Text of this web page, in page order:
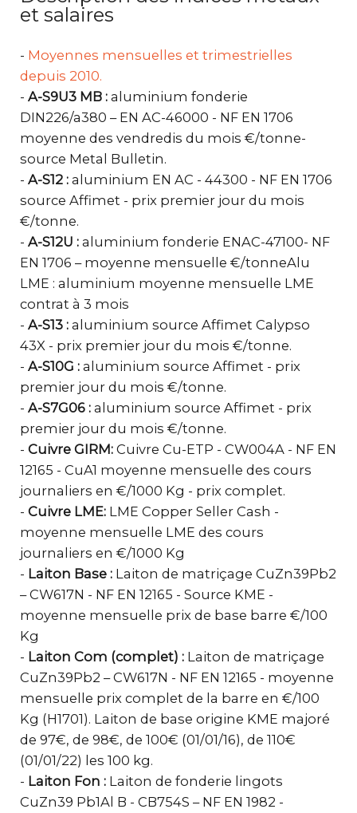
et salaires
- Moyennes mensuelles et trimestrielles
depuis 2010.
- A-S9U3 MB : aluminium fonderie
DIN226/a380 – EN AC-46000 - NF EN 1706
moyenne des vendredis du mois €/tonne-
source Metal Bulletin.
- A-S12 : aluminium EN AC - 44300 - NF EN 1706
source Affimet - prix premier jour du mois
€/tonne.
- A-S12U : aluminium fonderie ENAC-47100- NF
EN 1706 – moyenne mensuelle €/tonneAlu
LME : aluminium moyenne mensuelle LME
contrat à 3 mois
- A-S13 : aluminium source Affimet Calypso
43X - prix premier jour du mois €/tonne.
- A-S10G : aluminium source Affimet - prix
premier jour du mois €/tonne.
- A-S7G06 : aluminium source Affimet - prix
premier jour du mois €/tonne.
- Cuivre GIRM: Cuivre Cu-ETP - CW004A - NF EN
12165 - CuA1 moyenne mensuelle des cours
journaliers en €/1000 Kg - prix complet.
- Cuivre LME: LME Copper Seller Cash -
moyenne mensuelle LME des cours
journaliers en €/1000 Kg
- Laiton Base : Laiton de matriçage CuZn39Pb2
– CW617N - NF EN 12165 - Source KME -
moyenne mensuelle prix de base barre €/100
Kg
- Laiton Com (complet) : Laiton de matriçage
CuZn39Pb2 – CW617N - NF EN 12165 - moyenne
mensuelle prix complet de la barre en €/100
Kg (H1701). Laiton de base origine KME majoré
de 97€, de 98€, de 100€ (01/01/16), de 110€
(01/01/22) les 100 kg.
- Laiton Fon : Laiton de fonderie lingots
CuZn39 Pb1Al B - CB754S – NF EN 1982 -